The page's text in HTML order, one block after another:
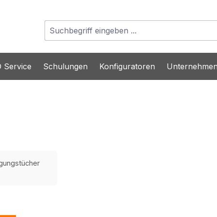
Service Schulungen Konfiguratoren